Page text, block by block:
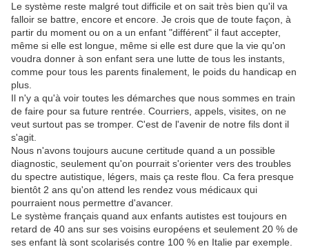
Le système reste malgré tout difficile et on sait très bien qu'il va
falloir se battre, encore et encore. Je crois que de toute façon, à
partir du moment ou on a un enfant "différent" il faut accepter,
même si elle est longue, même si elle est dure que la vie qu'on
voudra donner à son enfant sera une lutte de tous les instants,
comme pour tous les parents finalement, le poids du handicap en
plus.
Il n'y a qu'à voir toutes les démarches que nous sommes en train
de faire pour sa future rentrée. Courriers, appels, visites, on ne
veut surtout pas se tromper. C'est de l'avenir de notre fils dont il
s'agit.
Nous n'avons toujours aucune certitude quand a un possible
diagnostic, seulement qu'on pourrait s'orienter vers des troubles
du spectre autistique, légers, mais ça reste flou. Ca fera presque
bientôt 2 ans qu'on attend les rendez vous médicaux qui
pourraient nous permettre d'avancer.
Le système français quand aux enfants autistes est toujours en
retard de 40 ans sur ses voisins européens et seulement 20 % de
ses enfant là sont scolarisés contre 100 % en Italie par exemple.